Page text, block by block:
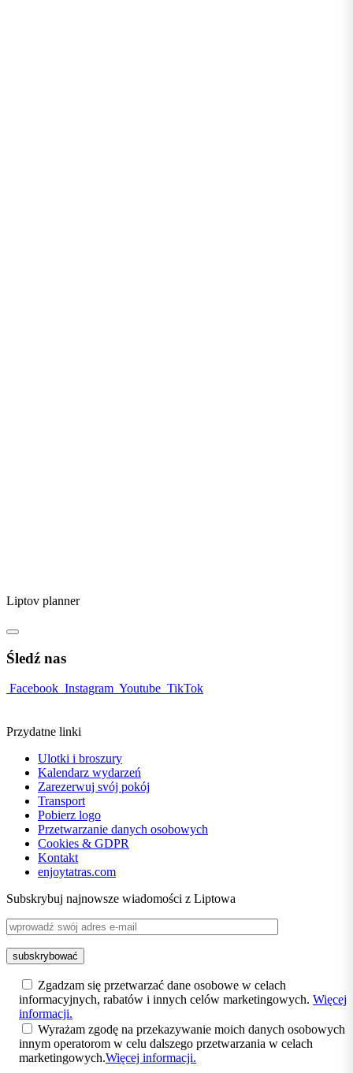
Liptov planner
Śledź nas
Facebook Instagram Youtube TikTok
Przydatne linki
Ulotki i broszury
Kalendarz wydarzeń
Zarezerwuj svój pokój
Transport
Pobierz logo
Przetwarzanie danych osobowych
Cookies & GDPR
Kontakt
enjoytatras.com
Subskrybuj najnowsze wiadomości z Liptowa
Zgadzam się przetwarzać dane osobowe w celach
informacyjnych, rabatów i innych celów marketingowych. Więcej
informacji.
Wyrażam zgodę na przekazywanie moich danych osobowych
innym operatorom w celu dalszego przetwarzania w celach
marketingowych.Więcej informacji.